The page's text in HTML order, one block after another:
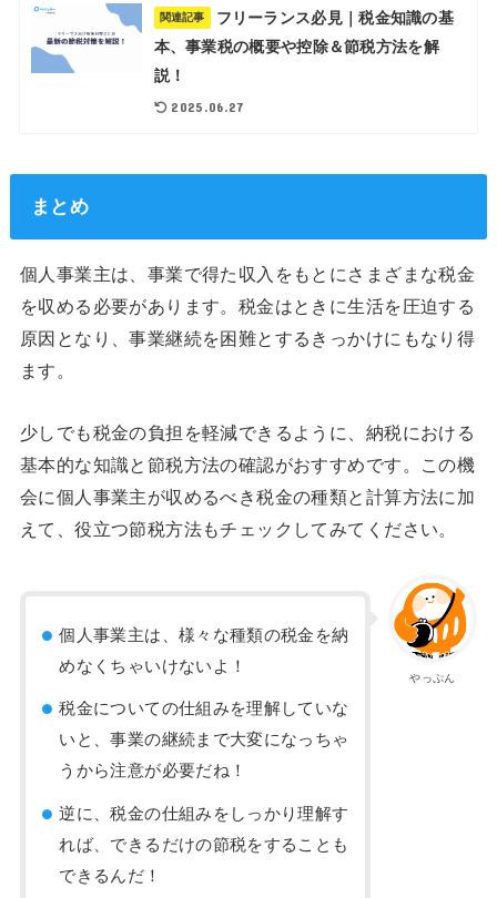
関連記事
フリーランス必見｜税金知識の基
本、事業税の概要や控除＆節税方法を解
説！
2025.06.27
まとめ
個人事業主は、事業で得た収入をもとにさまざまな税金
を収める必要があります。税金はときに生活を圧迫する
原因となり、事業継続を困難とするきっかけにもなり得
ます。
少しでも税金の負担を軽減できるように、納税における
基本的な知識と節税方法の確認がおすすめです。この機
会に個人事業主が収めるべき税金の種類と計算方法に加
えて、役立つ節税方法もチェックしてみてください。
やっぷん
個人事業主は、様々な種類の税金を納
めなくちゃいけないよ！
税金についての仕組みを理解していな
いと、事業の継続まで大変になっちゃ
うから注意が必要だね！
逆に、税金の仕組みをしっかり理解す
れば、できるだけの節税をすることも
できるんだ！